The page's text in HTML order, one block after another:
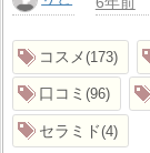
コスメ 173
口コミ 96
セラミド 4